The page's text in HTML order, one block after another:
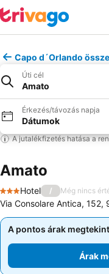
Capo d´Orlando
Úti cél
Amato
Érkezés/távozás napja
Dátumok
A jutalékfizetés hatása a
Amato
3 Kategória
Hotel / Még nincs
Via Consolare Antica, 152,
A pontos árak
A pontos árak
Árak